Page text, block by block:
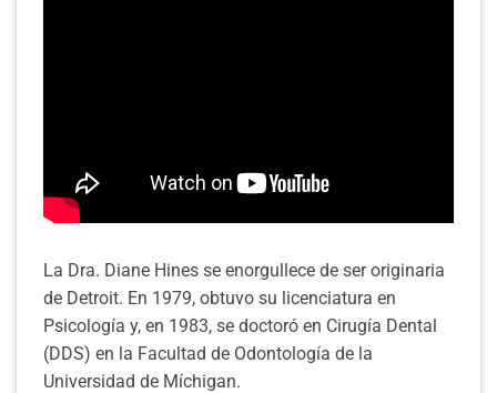
LEER MÁS Exámenes y limpiezas dentales
La Dra. Diane Hines se enorgullece de ser originaria
de Detroit. En 1979, obtuvo su licenciatura en
Psicología y, en 1983, se doctoró en Cirugía Dental
(DDS) en la Facultad de Odontología de la
Universidad de Míchigan.